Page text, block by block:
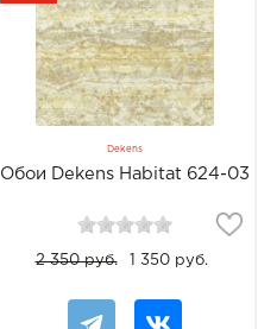
Dekens
Обои Dekens Habitat 624-03
2 350 руб. 1 350 руб.